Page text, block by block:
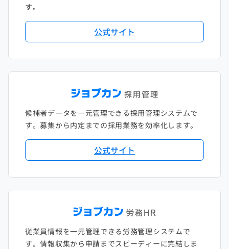
す。
公式サイト
候補者データを一元管理できる採用管理システムで
す。募集から内定までの採用業務を効率化します。
公式サイト
従業員情報を一元管理できる労務管理システムで
す。情報収集から申請までスピーディーに完結しま